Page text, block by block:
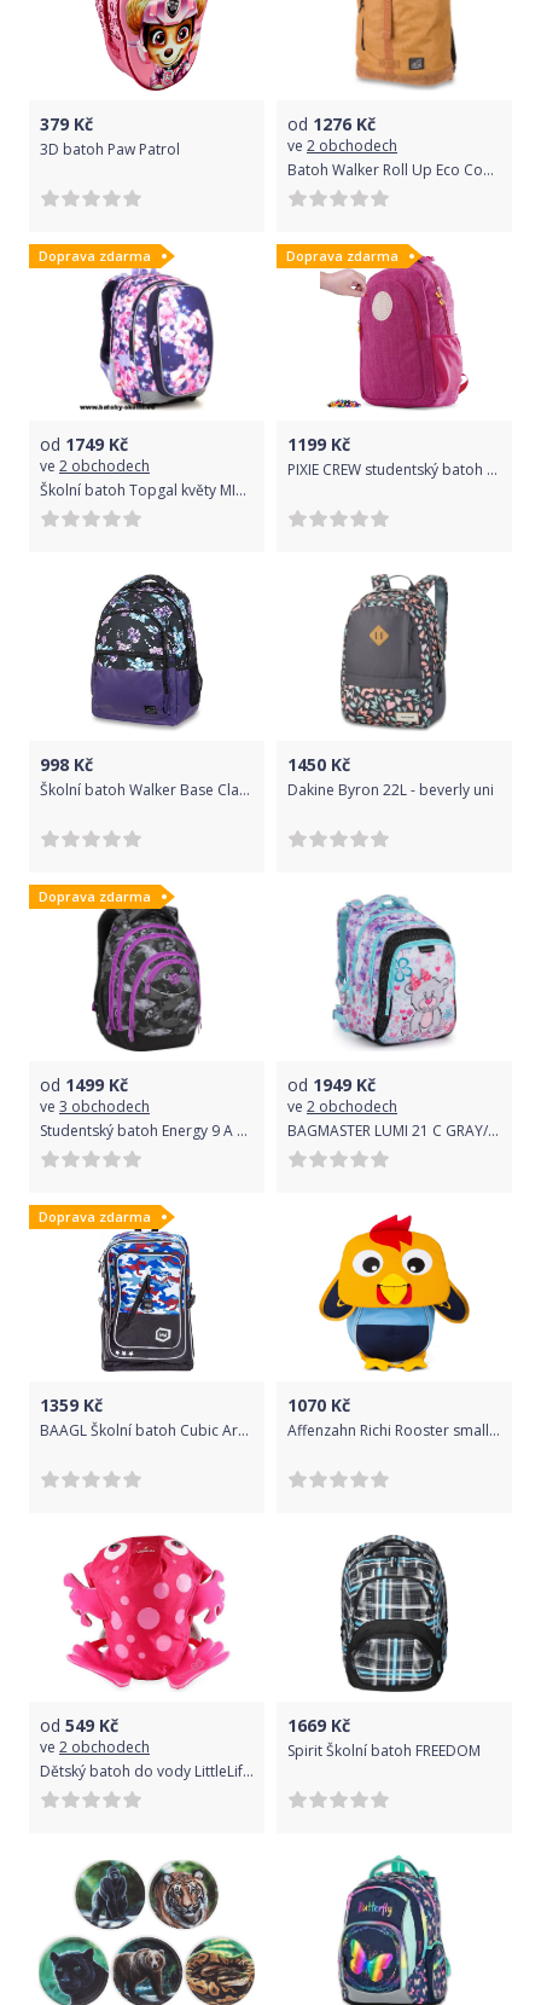
379 Kč
3D batoh Paw Patrol
od 1276 Kč
ve 2 obchodech
Batoh Walker Roll Up Eco Concept Mustard 27 l
Doprava zdarma
od 1749 Kč
ve 2 obchodech
Školní batoh Topgal květy MIRA 18019 G - Doprava Zdarma
Doprava zdarma
1199 Kč
PIXIE CREW studentský batoh RŮŽOVÝ
998 Kč
Školní batoh Walker Base Classic Flower Violet 30 l
1450 Kč
Dakine Byron 22L - beverly uni
Doprava zdarma
od 1499 Kč
ve 3 obchodech
Studentský batoh Energy 9 A Bagmaster - Doprava Zdarma
od 1949 Kč
ve 2 obchodech
BAGMASTER LUMI 21 C GRAY/BLUE/PINK
Doprava zdarma
1359 Kč
BAAGL Školní batoh Cubic Army 29 l
1070 Kč
Affenzahn Richi Rooster small - yellow uni
od 549 Kč
ve 2 obchodech
Dětský batoh do vody LittleLife Animal Swim - pink frog uni
1669 Kč
Spirit Školní batoh FREEDOM